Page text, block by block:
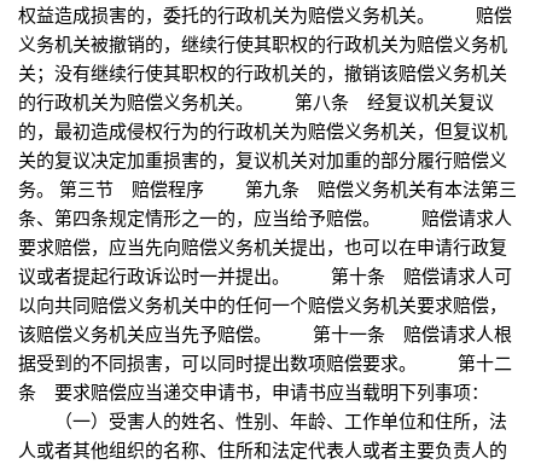
权益造成损害的，委托的行政机关为赔偿义务机关。 赔偿
义务机关被撤销的，继续行使其职权的行政机关为赔偿义务机
关；没有继续行使其职权的行政机关的，撤销该赔偿义务机关
的行政机关为赔偿义务机关。 第八条 经复议机关复议
的，最初造成侵权行为的行政机关为赔偿义务机关，但复议机
关的复议决定加重损害的，复议机关对加重的部分履行赔偿义
务。 第三节 赔偿程序 第九条 赔偿义务机关有本法第三
条、第四条规定情形之一的，应当给予赔偿。 赔偿请求人
要求赔偿，应当先向赔偿义务机关提出，也可以在申请行政复
议或者提起行政诉讼时一并提出。 第十条 赔偿请求人可
以向共同赔偿义务机关中的任何一个赔偿义务机关要求赔偿，
该赔偿义务机关应当先予赔偿。 第十一条 赔偿请求人根
据受到的不同损害，可以同时提出数项赔偿要求。 第十二
条 要求赔偿应当递交申请书，申请书应当载明下列事项：
（一）受害人的姓名、性别、年龄、工作单位和住所，法
人或者其他组织的名称、住所和法定代表人或者主要负责人的